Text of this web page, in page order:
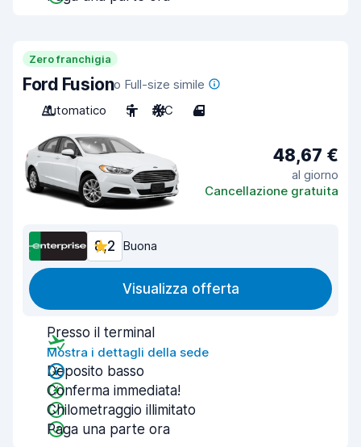
Zero franchigia
Ford Fusiono Full-size simile
Automatico
5 A/C 4
48,67 €
al giorno
Cancellazione gratuita
8,2 Buona
Visualizza offerta
Presso il terminal
Mostra i dettagli della sede
Deposito basso
Conferma immediata!
Chilometraggio illimitato
Paga una parte ora